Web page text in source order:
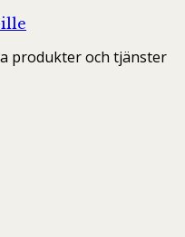
produkter och tjänster